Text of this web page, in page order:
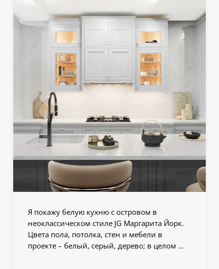
Я покажу белую кухню с островом в
неоклассическом стиле JG Маргарита Йорк.
Цвета пола, потолка, стен и мебели в
проекте – белый, серый, дерево; в целом ...